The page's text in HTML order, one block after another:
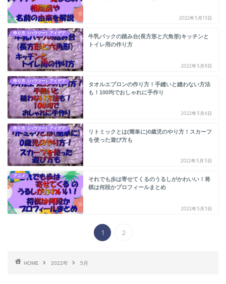
2022年5月13日
作り方（ハウツー）アイデア
牛乳パックの踏み台(長方形と六角形)キッチンと
トイレ用の作り方
2022年5月8日
作り方（ハウツー）アイデア
タオルエプロンの作り方！手縫いと縫わない方法
も！100均でおしゃれに手作り
2022年5月6日
作り方（ハウツー）アイデア
リトミックとは(簡単に)0歳児のやり方！スカーフ
を使った遊び方も
2022年5月5日
アニメ
それでも歩は寄せてくるのうるしがかわいい！将
棋は何段かプロフィールまとめ
2022年5月3日
1 2
HOME 2022年 5月